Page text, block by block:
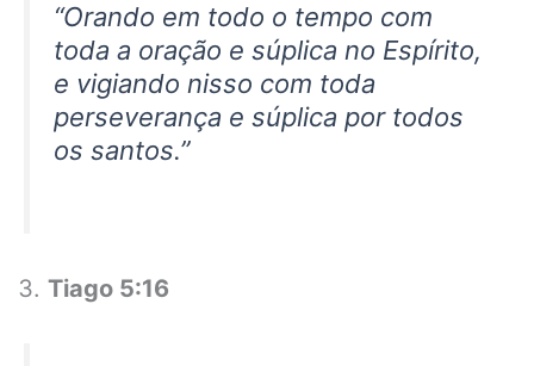
“Orando em todo o tempo com
toda a oração e súplica no Espírito,
e vigiando nisso com toda
perseverança e súplica por todos
os santos.”
Tiago 5:16